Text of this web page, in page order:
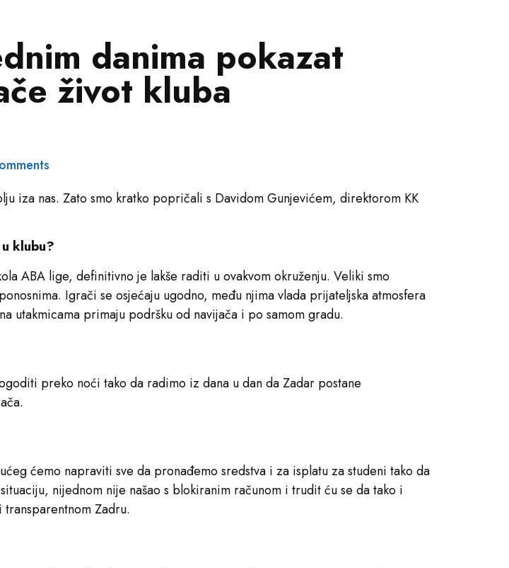
danima pokazat
život kluba
iza nas. Zato smo kratko popričali s Davidom Gunjevićem, direktorom KK
klubu?
ABA lige, definitivno je lakše raditi u ovakvom okruženju. Veliki smo
Igrači se osjećaju ugodno, među njima vlada prijateljska atmosfera
utakmicama primaju podršku od navijača i po samom gradu.
preko noći tako da radimo iz dana u dan da Zadar postane
ćemo napraviti sve da pronađemo sredstva i za isplatu za studeni tako da
nijednom nije našao s blokiranim računom i trudit ću se da tako i
Zadru.